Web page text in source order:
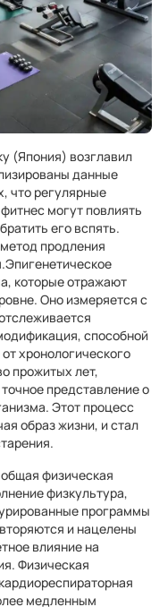
(Япония) возглавил
данные
что регулярные
могут повлиять
его вспять.
продления
которые отражают
Оно измеряется с
способной
хронологического
прожитых лет,
представление о
Этот процесс
образ жизни, и стал
физическая
физкультура,
программы
и нацелены
влияние на
Физическая
медленным